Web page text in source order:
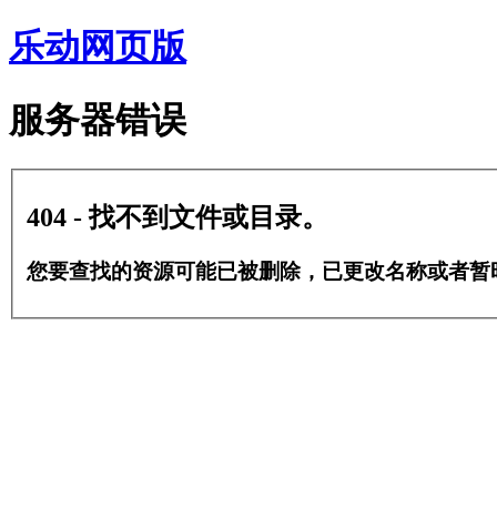
乐动网页版
服务器错误
404 - 找不到文件或目录。
您要查找的资源可能已被删除，已更改名称或者暂